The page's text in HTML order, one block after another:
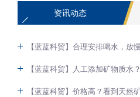
资讯动态
【蓝蓝科贸】合理安排喝水，放
【蓝蓝科贸】人工添加矿物质水
【蓝蓝科贸】价格高？看到天然